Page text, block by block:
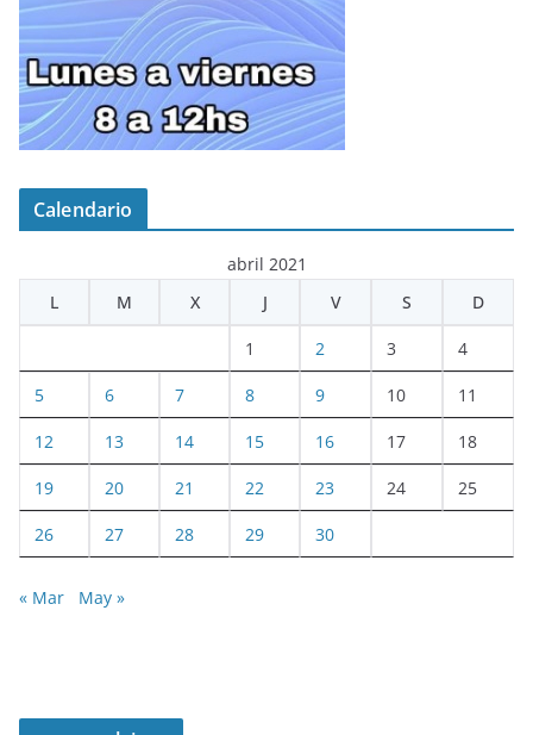
Calendario
abril 2021
L
M X J V S D
1 2 3 4
5 6 7 8 9 10 11
12 13 14 15 16 17 18
19 20 21 22 23 24 25
26 27 28 29 30
« Mar May »